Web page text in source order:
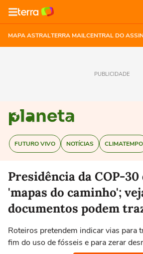
MAPA ASTRALTERRA MAILCENTRAL DO
PUBLICIDADE
FUTURO VIVO NOTÍCIAS CLIMATEMPO
Presidência da COP-
'mapas do caminho';
documentos podem
Roteiros pretendem indicar vias para
fim do uso de fósseis e para zerar